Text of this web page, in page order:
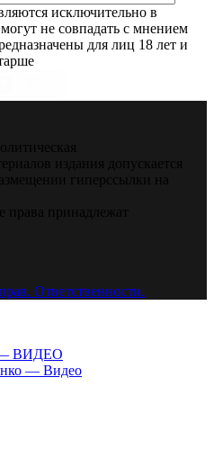
исключительно в
не совпадать с мнением
для лиц 18 лет и
издания допускается
гиперссылки на
права принадлежат
Ответственности.
— ВИДЕО
— Видео